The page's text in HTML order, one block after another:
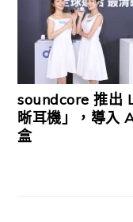
soundcore 推出
晰耳機」，導入
盒